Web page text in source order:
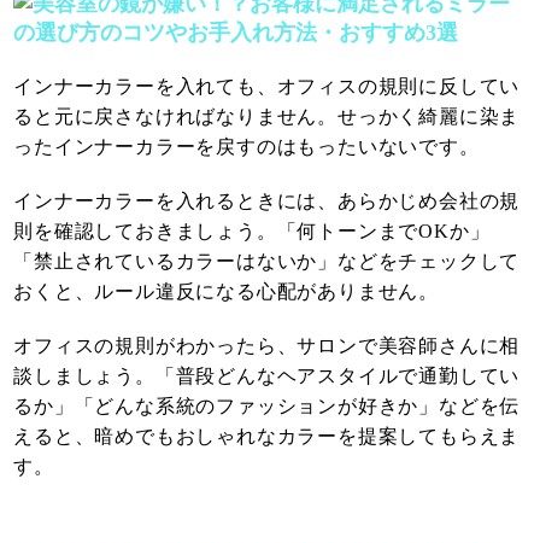
インナーカラーを入れても、オフィスの規則に反してい
ると元に戻さなければなりません。せっかく綺麗に染ま
ったインナーカラーを戻すのはもったいないです。
インナーカラーを入れるときには、あらかじめ会社の規
則を確認しておきましょう。「何トーンまでOKか」
「禁止されているカラーはないか」などをチェックして
おくと、ルール違反になる心配がありません。
オフィスの規則がわかったら、サロンで美容師さんに相
談しましょう。「普段どんなヘアスタイルで通勤してい
るか」「どんな系統のファッションが好きか」などを伝
えると、暗めでもおしゃれなカラーを提案してもらえま
す。